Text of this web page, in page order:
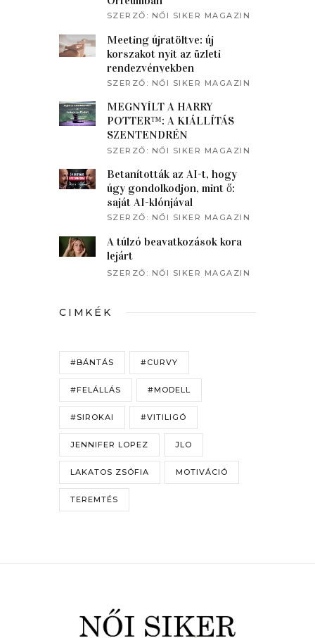
SZERZŐ: NŐI SIKER MAGAZIN
Meeting újratöltve: új
korszakot nyit az üzleti
rendezvényekben
SZERZŐ: NŐI SIKER MAGAZIN
MEGNYÍLT A HARRY
POTTER™: A KIÁLLÍTÁS
SZENTENDRÉN
SZERZŐ: NŐI SIKER MAGAZIN
Betanították az AI-t, hogy
úgy gondolkodjon, mint ő:
saját AI-klónjával
beszélgetett a műsorvezető
SZERZŐ: NŐI SIKER MAGAZIN
A túlzó beavatkozások kora
lejárt
SZERZŐ: NŐI SIKER MAGAZIN
CIMKÉK
#BÁNTÁS #CURVY
#FELÁLLÁS #MODELL
#SIROKAI #VITILIGÓ
JENNIFER LOPEZ JLO
LAKATOS ZSÓFIA MOTIVÁCIÓ
TEREMTÉS